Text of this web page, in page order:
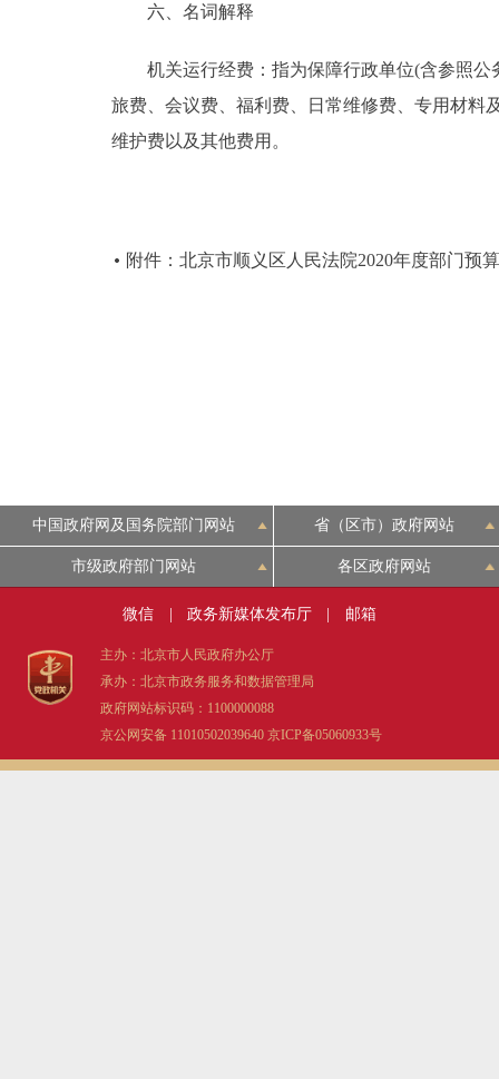
六、名词解释
机关运行经费：指为保障行政单位(含参照公
旅费、会议费、福利费、日常维修费、专用材料
维护费以及其他费用。
附件：北京市顺义区人民法院2020年度部门预
中国政府网及国务院部门网站 省（区市）政府网站
市级政府部门网站 各区政府网站
微信 政务新媒体发布厅 邮箱
主办：北京市人民政府办公厅
承办：北京市政务服务和数据管理局
政府网站标识码：1100000088
京公网安备 11010502039640 京ICP备05060933号